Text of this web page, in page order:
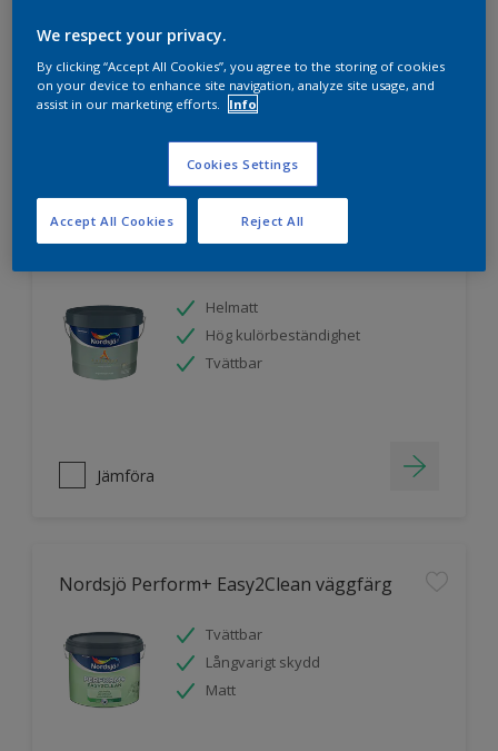
HUR MYCKET FÄRG BEHÖVER DU?
Prova vår färgkalkylator
Nordsjö Ambiance Superfinish Matt
Helmatt
Hög kulörbeständighet
Tvättbar
Jämföra
Nordsjö Perform+ Easy2Clean väggfärg
Tvättbar
Långvarigt skydd
Matt
We respect your privacy.
By clicking “Accept All Cookies”, you agree to the storing of cookies
on your device to enhance site navigation, analyze site usage, and
assist in our marketing efforts.
Info
Cookies Settings
Reject All
Accept All Cookies